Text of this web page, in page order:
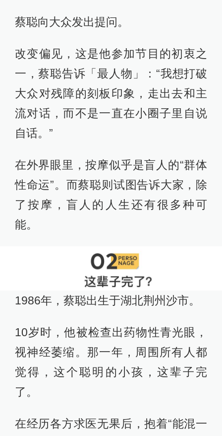
蔡聪向大众发出提问。
改变偏见，这是他参加节目的初衷之
一，蔡聪告诉「最人物」：“我想打破
大众对残障的刻板印象，走出去和主
流对话，而不是一直在小圈子里自说
自话。”
在外界眼里，按摩似乎是盲人的“群体
性命运”。而蔡聪则试图告诉大家，除
了按摩，盲人的人生还有很多种可
能。
1986年，蔡聪出生于湖北荆州沙市。
10岁时，他被检查出药物性青光眼，
视神经萎缩。那一年，周围所有人都
觉得，这个聪明的小孩，这辈子完
了。
在经历各方求医无果后，抱着“能混一